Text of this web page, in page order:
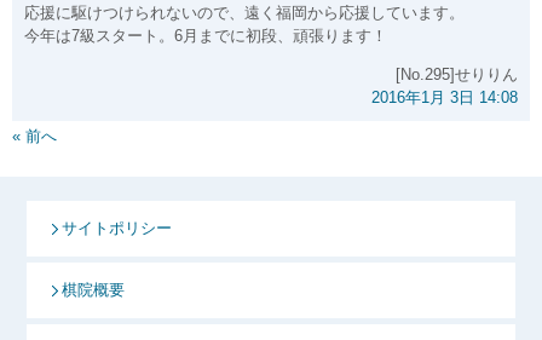
応援に駆けつけられないので、遠く福岡から応援しています。
今年は7級スタート。6月までに初段、頑張ります！
[No.295]せりりん
2016年1月 3日 14:08
« 前へ
サイトポリシー
棋院概要